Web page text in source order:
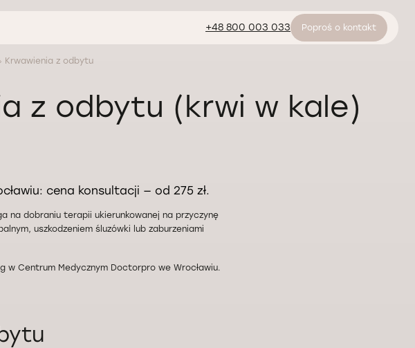
+48 800 003 033 Poproś o kontakt
Krwawienia z odbytu
z odbytu (krwi w kale)
cena konsultacji — od 275 zł.
na dobraniu terapii ukierunkowanej na przyczynę
uszkodzeniem śluzówki lub zaburzeniami
w Centrum Medycznym Doctorpro we Wrocławiu.